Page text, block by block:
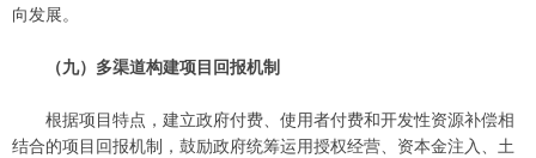
向发展。
（九）多渠道构建项目回报机制
根据项目特点，建立政府付费、使用者付费和开发性资源补偿相
结合的项目回报机制，鼓励政府统筹运用授权经营、资本金注入、土